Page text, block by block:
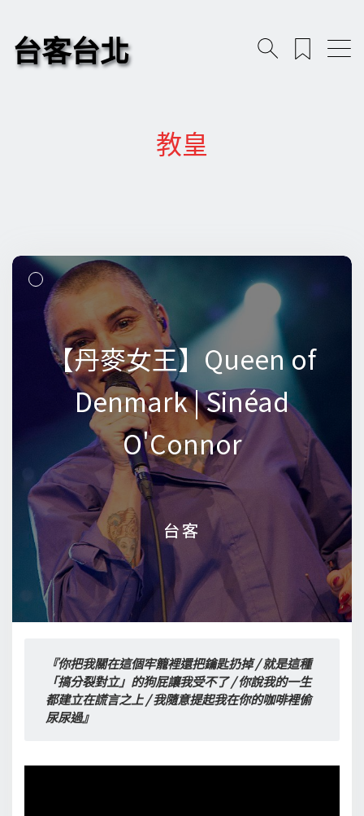
台客台北
教皇
【丹麥女王】Queen of
Denmark | Sinéad
O'Connor
台客
【丹麥女王】Queen of
Denmark | Sinéad
O'Connor
台客
『你把我關在這個牢籠裡還把鑰匙扔掉 / 就是這種
「搞分裂對立」的狗屁讓我受不了 / 你說我的一生
都建立在謊言之上 / 我隨意提起我在你的咖啡裡偷
尿尿過』